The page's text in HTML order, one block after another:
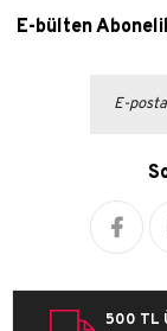
E-bülten
500 TL